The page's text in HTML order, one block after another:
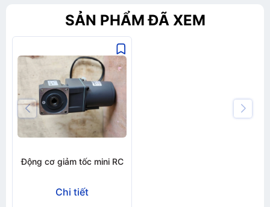
SẢN PHẨM ĐÃ XEM
Động cơ giảm tốc mini RC
Chi tiết